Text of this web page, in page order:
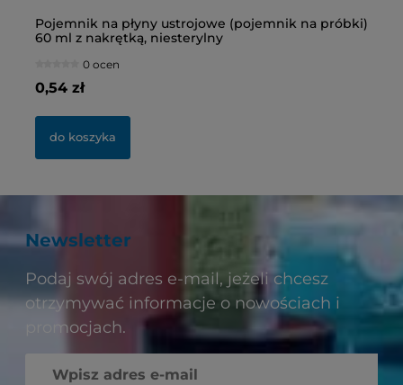
Pojemnik na płyny ustrojowe (pojemnik na próbki)
60 ml z nakrętką, niesterylny
0 ocen
0,54 zł
do koszyka
Newsletter
Podaj swój adres e-mail, jeżeli chcesz
otrzymywać informacje o nowościach i
promocjach.